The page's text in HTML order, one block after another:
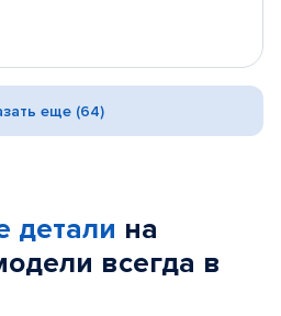
еще (64)
детали на
всегда в